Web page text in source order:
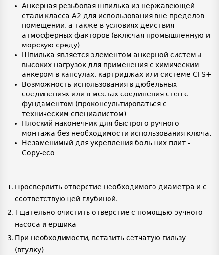
Анкерная резьбовая шпилька из нержавеющей
стали класса А2 для использования вне пределов
помещений, а также в условиях действия
атмосферных факторов (включая промышленную и
морскую среду)
Шпилька является элементом анкерной системы
высоких нагрузок для применения с химическим
анкером в капсулах, картриджах или системе CFS+
Возможность использования в дюбельных
соединениях или в местах соединения стен с
фундаментом (проконсультироваться с
техническим специалистом)
Плоский наконечник для быстрого ручного
монтажа без необходимости использования ключа.
Незаменимый для укрепления больших плит -
Copy-eco
Просверлить отверстие необходимого диаметра и с
соответствующей глубиной.
Тщательно очистить отверстие с помощью ручного
насоса и ершика
При необходимости, вставить сетчатую гильзу
(втулку)